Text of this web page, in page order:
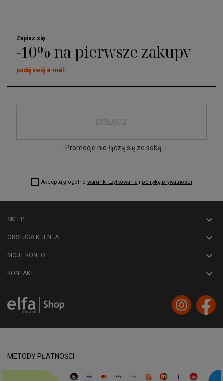
Zapisz się
-10% na pierwsze zakupy
podaj swój e-mail:
DOŁĄCZ
- Promocje nie łączą się ze sobą
Akceptuję ogólne warunki użytkowania i politykę prywatności
SKLEP 
OBSŁUGA KLIENTA 
MOJE KONTO 
KONTAKT keyboard_arrow_down
METODY PŁATNOŚCI